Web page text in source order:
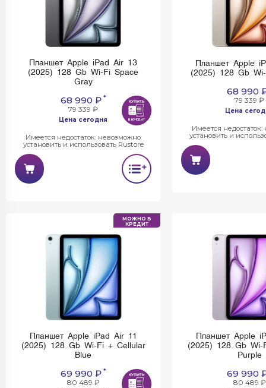
Планшет Apple iPad Air 13
(2025) 128 Gb Wi-Fi Space
Gray
68 990 ₽*
79 339 ₽
Цена сегодня
Имеется недостаток: невозможно
установить и использовать Rustore
Планшет Apple
(2025) 128 Gb
68 990
79 339 ₽
Цена
Имеется
установить и
МОЖНО В
КРЕДИТ
Планшет Apple iPad Air 11
(2025) 128 Gb Wi-Fi + Cellular
Blue
69 990 ₽*
80 489 ₽
Планшет Apple
(2025) 128 Gb Wi-
Purple
69 990
80 489 ₽